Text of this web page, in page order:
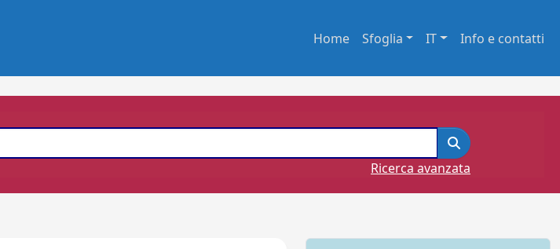
Home Sfoglia IT Info e contatti
Ricerca avanzata